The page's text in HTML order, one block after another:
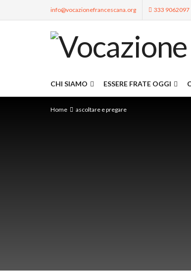
info@vocazionefrancescana.org 333 9062097
CHI SIAMO ESSERE FRATE OGGI
Home ascoltare e pregare